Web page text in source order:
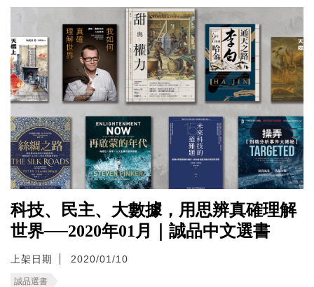
科技、民主、大數據，用思辨真確理解
世界──2020年01月｜誠品中文選書
上架日期 2020/01/10
誠品選書